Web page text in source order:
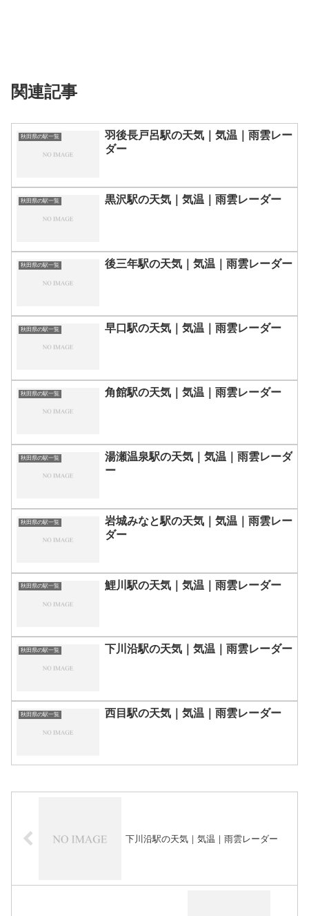
関連記事
秋田県の駅一覧
羽後長戸呂駅の天気｜気温｜雨雲レー
ダー
秋田県の駅一覧 黒沢駅の天気｜気温｜雨雲レーダー
秋田県の駅一覧 後三年駅の天気｜気温｜雨雲レーダー
秋田県の駅一覧 早口駅の天気｜気温｜雨雲レーダー
秋田県の駅一覧 角館駅の天気｜気温｜雨雲レーダー
秋田県の駅一覧
湯瀬温泉駅の天気｜気温｜雨雲レーダ
ー
秋田県の駅一覧
岩城みなと駅の天気｜気温｜雨雲レー
ダー
秋田県の駅一覧 鯉川駅の天気｜気温｜雨雲レーダー
秋田県の駅一覧 下川沿駅の天気｜気温｜雨雲レーダー
秋田県の駅一覧 西目駅の天気｜気温｜雨雲レーダー
下川沿駅の天気｜気温｜雨雲レーダー